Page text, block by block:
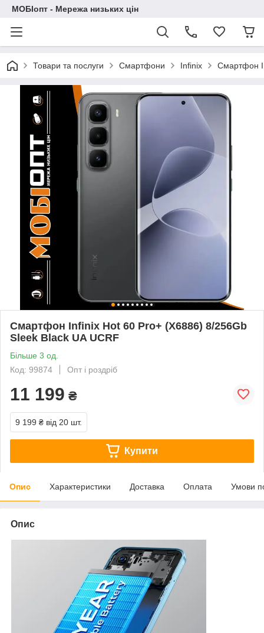
МОБІопт - Мережа низьких цін
Товари та послуги Смартфони Infinix Смартфон
Смартфон Infinix Hot 60 Pro+ (X6886) 8/256Gb
Sleek Black UA UCRF
Більше 3 од.
Код: 99874
Опт і роздріб
11 199 ₴
9 199 ₴ від 20 шт.
Купити
Опис Характеристики Доставка Оплата Умови
Опис